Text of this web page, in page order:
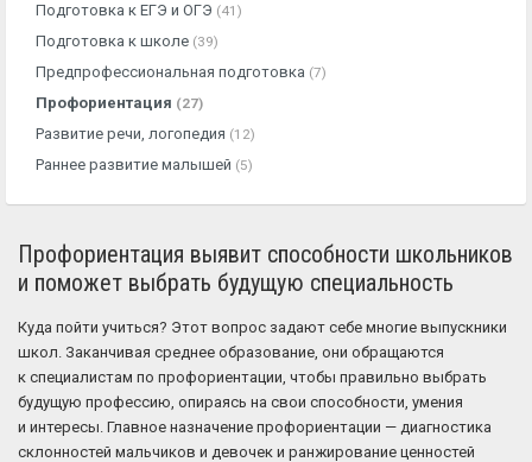
Подготовка к ЕГЭ и ОГЭ (41)
Подготовка к школе (39)
Предпрофессиональная подготовка (7)
Профориентация (27)
Развитие речи, логопедия (12)
Раннее развитие малышей (5)
Профориентация выявит способности школьников
и поможет выбрать будущую специальность
Куда пойти учиться? Этот вопрос задают себе многие выпускники
школ. Заканчивая среднее образование, они обращаются
к специалистам по профориентации, чтобы правильно выбрать
будущую профессию, опираясь на свои способности, умения
и интересы. Главное назначение профориентации — диагностика
склонностей мальчиков и девочек и ранжирование ценностей